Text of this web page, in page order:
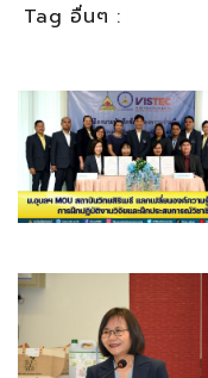
Tag อื่นๆ :